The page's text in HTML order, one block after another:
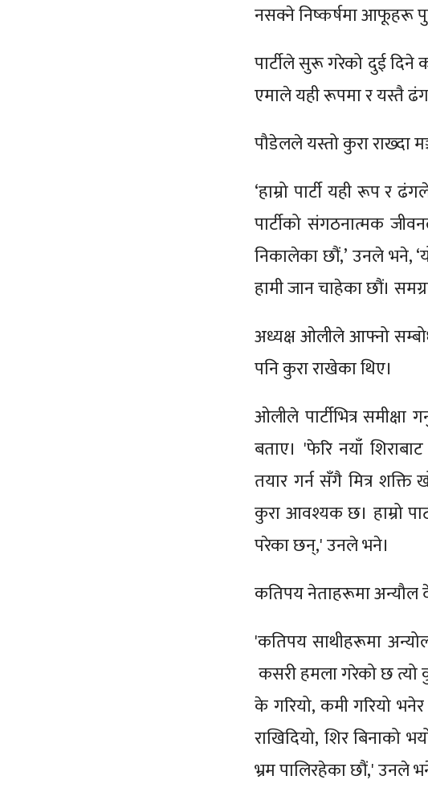
नसक्ने निष्कर्षमा आफूहरू
पार्टीले सुरू गरेको दुई दिने
एमाले यही रूपमा र यस्तै
पौडेलले यस्तो कुरा राख्दा
‘हाम्रो पार्टी यही रूप र
पार्टीको संगठनात्मक
निकालेका छौं,’ उनले भने,
हामी जान चाहेका छौं।
अध्यक्ष ओलीले आफ्नो
पनि कुरा राखेका थिए।
ओलीले पार्टीभित्र
बताए। 'फेरि नयाँ
तयार गर्न सँगै मित्र
कुरा आवश्यक छ। हाम्रो
परेका छन्,' उनले भने।
कतिपय नेताहरूमा अन्यौल
'कतिपय साथीहरूमा
कसरी हमला गरेको छ
के गरियो, कमी गरियो
राखिदियो, शिर बिनाको
भ्रम पालिरहेका छौं,' उनले